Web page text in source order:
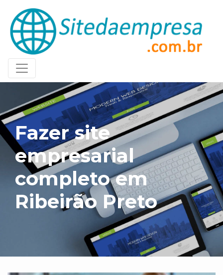
Fazer site
empresarial
completo em
Ribeirão Preto